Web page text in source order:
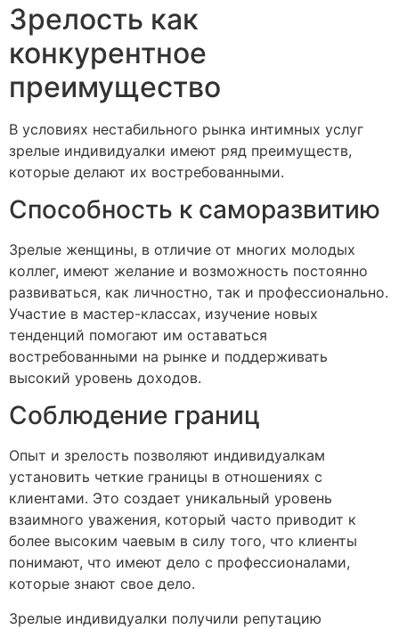
Зрелость как
конкурентное
преимущество
В условиях нестабильного рынка интимных услуг
зрелые индивидуалки имеют ряд преимуществ,
которые делают их востребованными.
Способность к саморазвитию
Зрелые женщины, в отличие от многих молодых
коллег, имеют желание и возможность постоянно
развиваться, как личностно, так и профессионально.
Участие в мастер-классах, изучение новых
тенденций помогают им оставаться
востребованными на рынке и поддерживать
высокий уровень доходов.
Соблюдение границ
Опыт и зрелость позволяют индивидуалкам
установить четкие границы в отношениях с
клиентами. Это создает уникальный уровень
взаимного уважения, который часто приводит к
более высоким чаевым в силу того, что клиенты
понимают, что имеют дело с профессионалами,
которые знают свое дело.
Зрелые индивидуалки получили репутацию